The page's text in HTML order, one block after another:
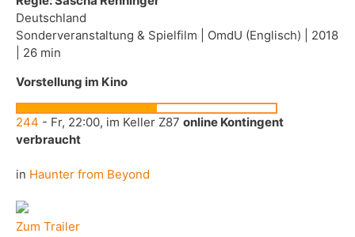
Deutschland
Sonderveranstaltung & Spielfilm | OmdU (Englisch) | 2018
| 26 min
Vorstellung im Kino
244 - Fr, 22:00, im Keller Z87 online Kontingent
verbraucht
in Haunter from Beyond
Zum Trailer